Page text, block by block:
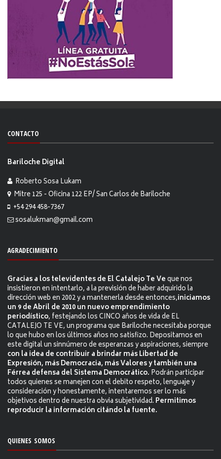
CONTACTO
Bariloche Digital
Roberto Sosa Lukam
Mitre 125 - Oficina 122 EP/ San Carlos de Bariloche
+54 294 458-7367
sosalukman@gmail.com
AGRADECIMIENTO
Gracias a los televidentes de El Catalejo Te Veque nos
insistieron en intentarlo, a la previsión de haber adquirido la
dirección web en 2002 y a mantenerla desde entonces,iniciamos
un 9 de Abril de 2010 un nuevo emprendimiento
periodístico, festejando los CINCO años de vida de EL
CATALEJO TE VE, un programa que Bariloche necesitaba porque
lo que hubo en los últimos años no satisfizo. Depositamos en
este digital un sinnúmero de esperanzas y aspiraciones, siempre
con la idea de contribuir a brindar más Libertad de
Expresión, más Democracia, más Valores y también una
Férrea defensa del Sistema Democrático. Podrán participar
todos quienes se manejen con el debito respeto, lenguaje y
consideración y honestamente, intentaremos ser lo más
objetivos dentro de nuestra obvia subjetividad. Permitimos
reproducir la información citándo la fuente.
QUIENES SOMOS